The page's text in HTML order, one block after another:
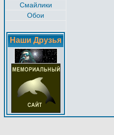
Смайлики
Обои
Наши Друзья